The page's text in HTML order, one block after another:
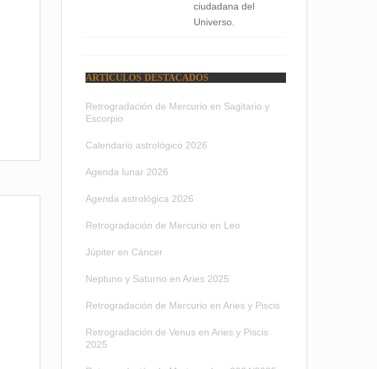
ciudadana del
Universo.
ARTÍCULOS DESTACADOS
Retrogradación de Mercurio en Sagitario y
Escorpio
Calendario astrológico 2026
Agenda lunar 2026
Agenda astrológica 2026
Retrogradación de Mercurio en Leo
Júpiter en Cáncer
Neptuno y Saturno en Aries 2025
Retrogradación de Mercurio en Aries y Piscis
Retrogradación de Venus en Aries y Piscis
2025